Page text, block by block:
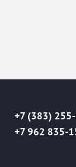
+7 (383)
+7 962 835-